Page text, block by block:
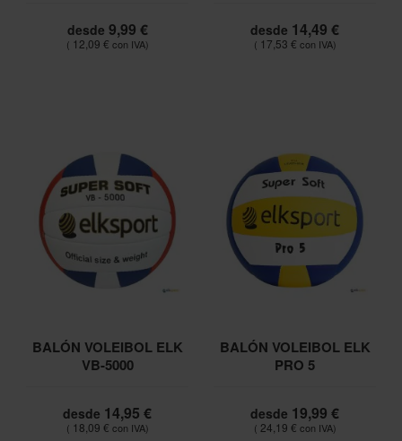
desde 9,99 €
12,09 €
desde 14,49 €
17,53 €
BALÓN VOLEIBOL ELK
VB-5000
desde 14,95 €
18,09 €
BALÓN VOLEIBOL ELK
PRO 5
desde 19,99 €
24,19 €